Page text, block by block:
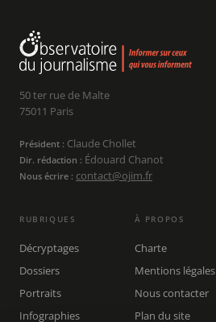
50 ter rue de Malte
75011 Paris
Président : Claude Chollet
Dir. rédaction : Édouard Chanot
Nous écrire : contact@ojim.fr
RUBRIQUES
Décryptages
Dossiers
Portraits
Infographies
À PROPOS
Charte
Mentions légales
Nous contacter
Plan du site